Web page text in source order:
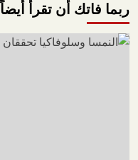
ربما فاتك أن تقرأ أيضاً